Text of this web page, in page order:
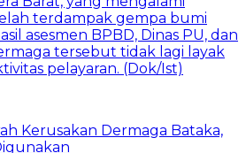
Kerusakan Dermaga Bataka,